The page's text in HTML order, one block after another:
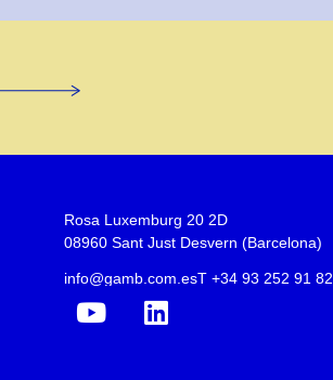
Rosa Luxemburg 20 2D
08960 Sant Just Desvern (Barcelona)
info@gamb.com.esT +34 93 252 91 82